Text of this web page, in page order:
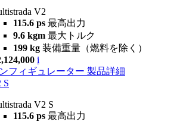
V2
115.6 ps 最高出力
9.6 kgm 最大トルク
199 kg 装備重量（燃料を除く）
i
フィギュレーター 製品詳細
S
V2 S
115.6 ps 最高出力